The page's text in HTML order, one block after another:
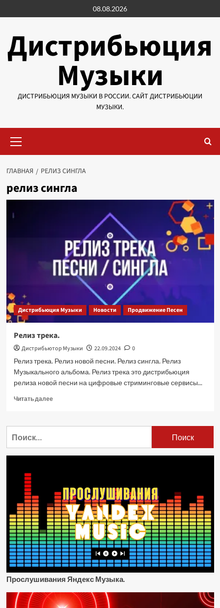
к
08.08.2026
Дистрибьюция
Музыки
ДИСТРИБЬЮЦИЯ МУЗЫКИ В РОССИИ. САЙТ ДИСТРИБЬЮЦИИ
МУЗЫКИ.
меню
ГЛАВНАЯ РЕЛИЗ СИНГЛА
релиз сингла
Дистрибьюция Музыки Новости Продвижение Песен
Релиз трека.
Дистрибьютор Музыки 22.09.2024
0
Релиз трека. Релиз новой песни. Релиз сингла. Релиз
Музыкального альбома. Релиз трека это дистрибьюция
релиза новой песни на цифровые стриминговые сервисы...
Читать далееПрочитать
Релиз
Прослушивания Яндекс Музыка.